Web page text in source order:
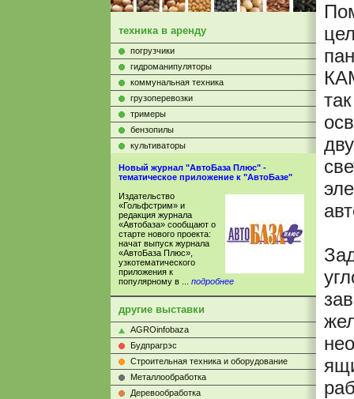
техника в аренду
погрузчики
гидроманипуляторы
коммунальная техника
грузоперевозки
тримеры
бензопилы
культиваторы
Новый журнал "АвтоБаза Плюс" -
тематическое приложение к "АвтоБазе"
Издательство
«Гольфстрим» и
редакция журнала
«Автобаза» сообщают о
старте нового проекта:
начат выпуск журнала
«АвтоБаза Плюс»,
узкотематического
приложения к
популярному в ... подробнее
другие выставки
AGROinfobaza
Будпрагрэс
Строительная техника и оборудование
Металлообработка
Деревообработка